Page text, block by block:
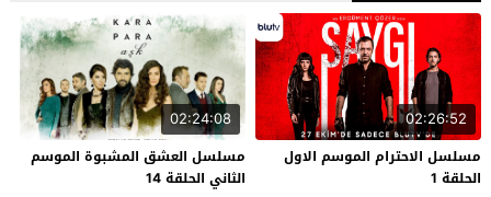
02:26:52
مسلسل الاحترام الموسم الاول
الحلقة 1
02:24:08
مسلسل العشق المشبوة الموسم
الثاني الحلقة 14